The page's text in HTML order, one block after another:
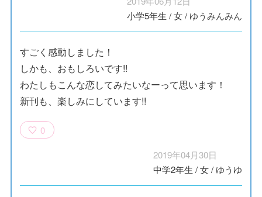
小学5年生 /女/ ゆうみんみん
すごく感動しました！
しかも、おもしろいです!!
わたしもこんな恋してみたいなーって思います！
新刊も、楽しみにしています!!
0
2019年04月30日
中学2年生 /女/ ゆうゆ